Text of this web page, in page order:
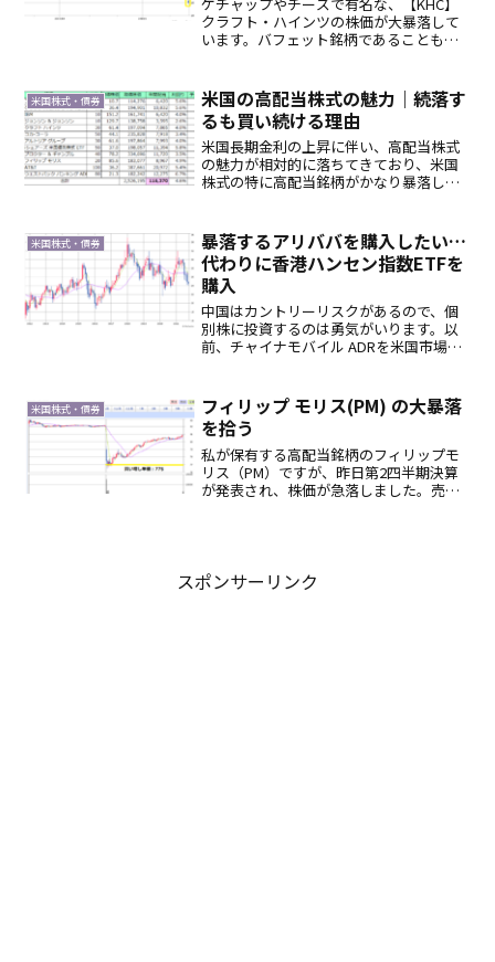
クラフト・ハインツの株価が大暴落して
います。バフェット銘柄であることもあ
目の日に起きた株価大暴落。私が保有す
るKHC株...
米国株式・債券
米国の高配当株式の魅力｜続落す
るも買い続ける理由
米国長期金利の上昇に伴い、高配当株式
の魅力が相対的に落ちてきており、米国
株式の特に高配当銘柄がかなり暴落して
ら拾うべきなのでしょうが、暴落してい
る株価グラフを見ると、ど...
米国株式・債券
暴落するアリババを購入したい…
代わりに香港ハンセン指数ETFを
購入
中国はカントリーリスクがあるので、個
別株に投資するのは勇気がいります。以
前、チャイナモバイル ADRを米国市場で
株になっています。アリババが暴落する
のを横目に見ながら、...
米国株式・債券
フィリップ モリス(PM) の大暴落
を拾う
私が保有する高配当銘柄のフィリップモ
リス（PM）ですが、昨日第2四半期決算
が発表され、株価が急落しました。売上
スポンサーリンク